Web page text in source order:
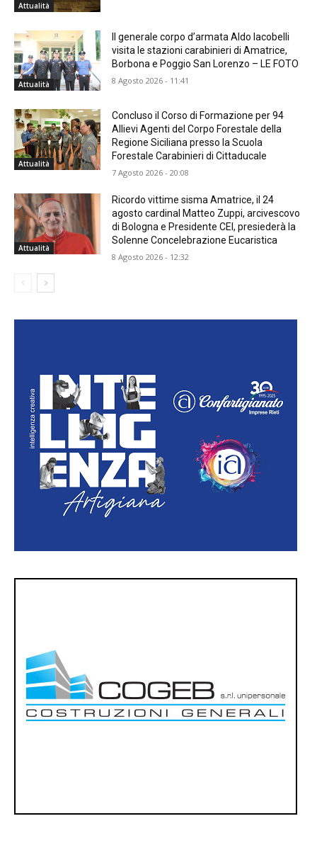
Attualità
Attualità
Il generale corpo d’armata Aldo Iacobelli
visita le stazioni carabinieri di Amatrice,
Borbona e Poggio San Lorenzo – LE FOTO
8 Agosto 2026 - 11:41
Attualità
Concluso il Corso di Formazione per 94
Allievi Agenti del Corpo Forestale della
Regione Siciliana presso la Scuola
Forestale Carabinieri di Cittaducale
7 Agosto 2026 - 20:08
Attualità
Ricordo vittime sisma Amatrice, il 24
agosto cardinal Matteo Zuppi, arcivescovo
di Bologna e Presidente CEI, presiederà la
Solenne Concelebrazione Eucaristica
8 Agosto 2026 - 12:32